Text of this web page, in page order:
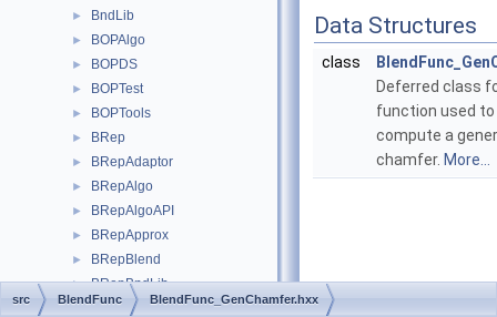
► BndLib
► BOPAlgo
► BOPDS
► BOPTest
► BOPTools
► BRep
► BRepAdaptor
► BRepAlgo
► BRepAlgoAPI
► BRepApprox
► BRepBlend
► BRepBndLib
► BRepBuilderAPI
Data Structures
class
Deferred class
function used to
compute a
chamfer. More...
src BlendFunc BlendFunc_GenChamfer.hxx